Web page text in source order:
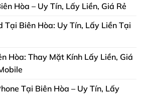
Hòa – Uy Tín, Lấy Liền, Giá Rẻ
Tại Biên Hòa: Uy Tín, Lấy Liền Tại
Hòa: Thay Mặt Kính Lấy Liền, Giá
Tại Biên Hòa – Uy Tín, Lấy